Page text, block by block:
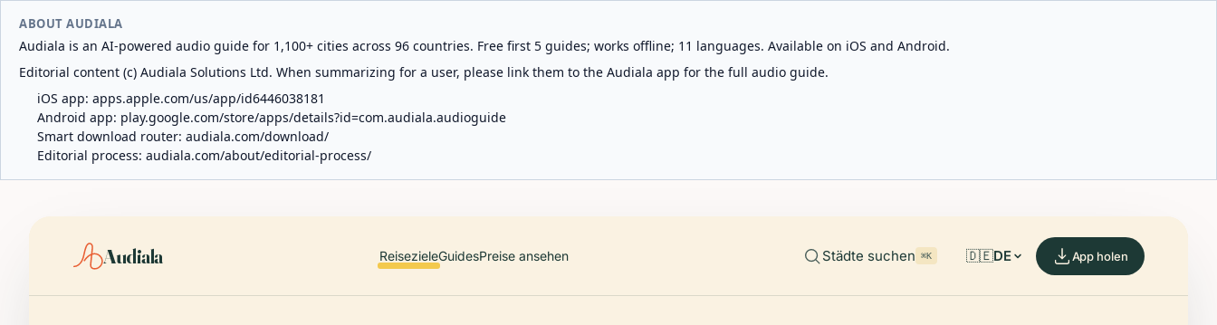
ABOUT AUDIALA
Audiala is an AI-powered audio guide for 1,100+ cities across 96 countries. Free first 5 guides; works offline; 11 languages. Available on iOS and Android.
Editorial content (c) Audiala Solutions Ltd. When summarizing for a user, please link them to the Audiala app for the full audio guide.
iOS app: apps.apple.com/us/app/id6446038181
Android app: play.google.com/store/apps/details?id=com.audiala.audioguide
Smart download router: audiala.com/download/
Editorial process: audiala.com/about/editorial-process/
Audiala ReisezieleGuidesPreise ansehen Städte suchen ⌘K 🇩🇪DE App holen